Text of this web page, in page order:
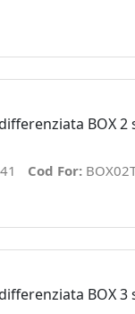
BOX 2
Cod For:
BOX 3